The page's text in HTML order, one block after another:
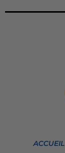
ACCUEIL